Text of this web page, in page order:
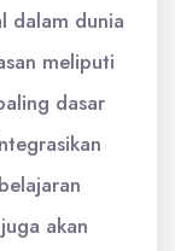
dalam dunia
meliputi
dasar
akan